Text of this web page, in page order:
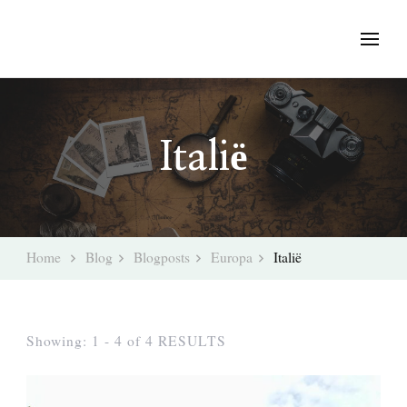
Italië
Home Blog Blogposts Europa Italië
Showing: 1 - 4 of 4 RESULTS